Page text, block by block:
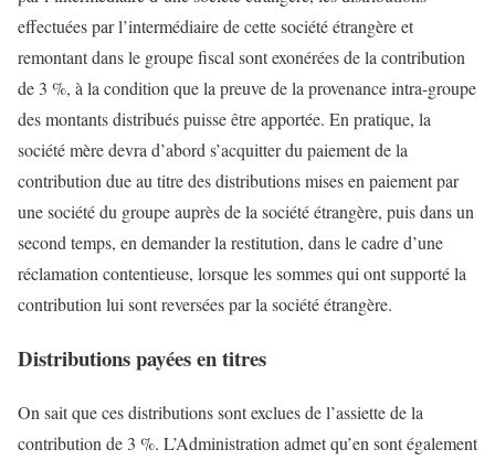
effectuées par l’intermédiaire de cette société étrangère et
remontant dans le groupe fiscal sont exonérées de la contribution
de 3 %, à la condition que la preuve de la provenance intra-groupe
des montants distribués puisse être apportée. En pratique, la
société mère devra d’abord s’acquitter du paiement de la
contribution due au titre des distributions mises en paiement par
une société du groupe auprès de la société étrangère, puis dans un
second temps, en demander la restitution, dans le cadre d’une
réclamation contentieuse, lorsque les sommes qui ont supporté la
contribution lui sont reversées par la société étrangère.
Distributions payées en titres
On sait que ces distributions sont exclues de l’assiette de la
contribution de 3 %. L’Administration admet qu’en sont également